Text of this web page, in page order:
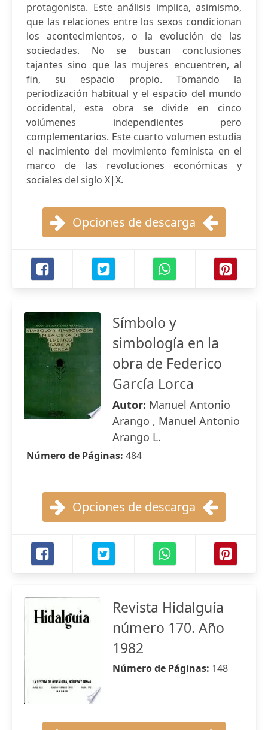
protagonista. Este análisis implica, asimismo,
que las relaciones entre los sexos condicionan
los acontecimientos, o la evolución de las
sociedades. No se buscan conclusiones
tajantes sino que las mujeres encuentren, al
fin, su espacio propio. Tomando la
periodización habitual y el espacio del mundo
occidental, esta obra se divide en cinco
volúmenes independientes pero
complementarios. Este cuarto volumen estudia
el nacimiento del movimiento feminista en el
marco de las revoluciones económicas y
sociales del siglo X|X.
Opciones de descarga
Símbolo y
simbología en la
obra de Federico
García Lorca
Autor: Manuel Antonio
Arango , Manuel Antonio
Arango L.
Número de Páginas: 484
Opciones de descarga
Revista Hidalguía
número 170. Año
1982
Número de Páginas: 148